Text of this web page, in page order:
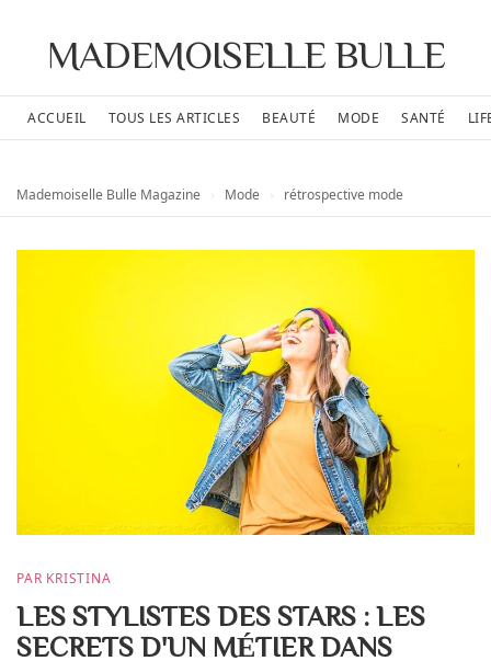
MADEMOISELLE BULLE
ACCUEIL TOUS LES ARTICLES BEAUTÉ MODE SANTÉ
Mademoiselle Bulle Magazine Mode rétrospective mode
PAR KRISTINA
LES STYLISTES DES STARS : LES
SECRETS D'UN MÉTIER DANS